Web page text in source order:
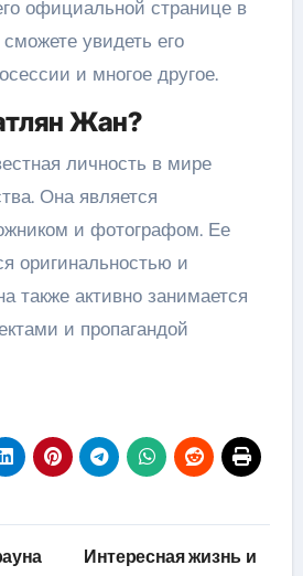
официальной странице в
увидеть его
и многое другое.
Жан?
личность в мире
Она является
и фотографом. Ее
оригинальностью и
также активно занимается
и пропагандой
Интересная жизнь и